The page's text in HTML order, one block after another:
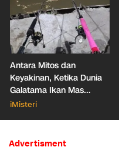
Antara Mitos dan
Keyakinan, Ketika Dunia
Galatama Ikan Mas
Bersentuhan dengan Hal
iMisteri
Advertisment